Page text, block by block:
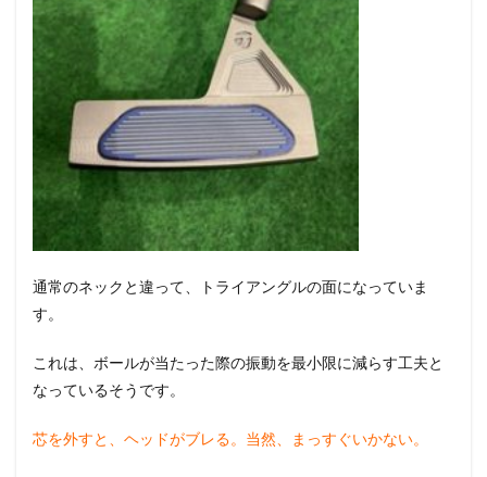
通常のネックと違って、トライアングルの面になっていま
す。
これは、ボールが当たった際の振動を最小限に減らす工夫と
なっているそうです。
芯を外すと、ヘッドがブレる。当然、まっすぐいかない。